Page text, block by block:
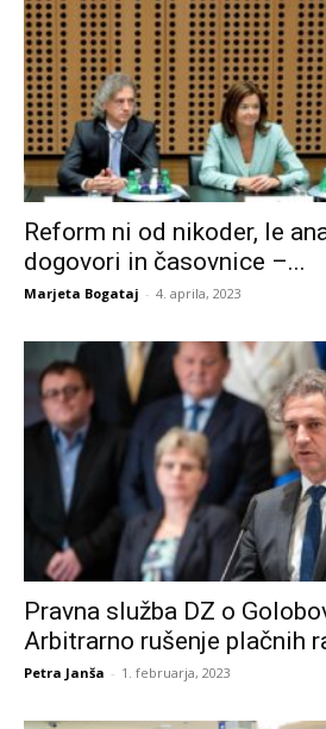
Reform ni od nikoder, le
dogovori in časovnice –...
Marjeta Bogataj - 4. aprila, 2023
Pravna služba DZ o
Arbitrarno rušenje plačnih
Petra Janša - 1. februarja, 2023